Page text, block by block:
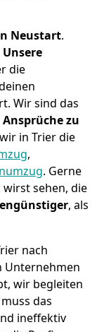
Neustart.
Unsere
die
Wir sind das
Ansprüche zu
in Trier die
,
. Gerne
sehen, die
, als
nach
Unternehmen
wir begleiten
das
ineffektiv